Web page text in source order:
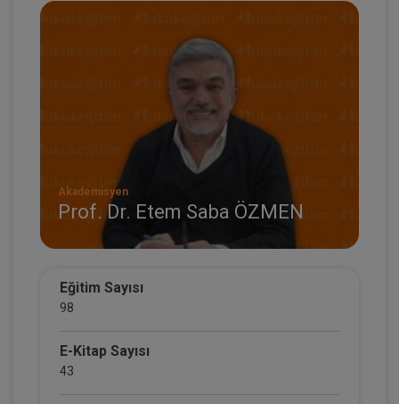
Akademisyen
Prof. Dr. Etem Saba ÖZMEN
Eğitim Sayısı
98
E-Kitap Sayısı
43